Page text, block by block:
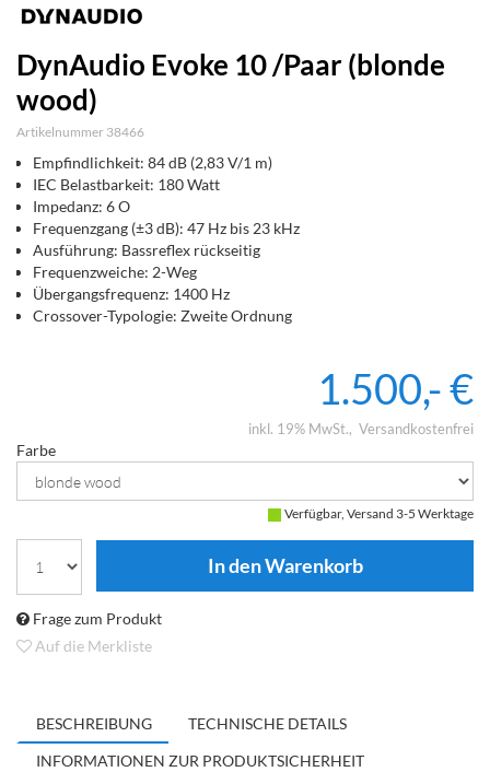
DynAudio Evoke 10 /Paar (blonde
wood)
Artikelnummer 38466
Empfindlichkeit: 84 dB (2,83 V/1 m)
IEC Belastbarkeit: 180 Watt
Impedanz: 6 O
Frequenzgang (±3 dB): 47 Hz bis 23 kHz
Ausführung: Bassreflex rückseitig
Frequenzweiche: 2-Weg
Übergangsfrequenz: 1400 Hz
Crossover-Typologie: Zweite Ordnung
1.500,- €
inkl. 19% MwSt. Versandkostenfrei
Farbe
Verfügbar, Versand 3-5 Werktage
Frage zum Produkt
Auf die Merkliste
BESCHREIBUNG
TECHNISCHE DETAILS
INFORMATIONEN ZUR PRODUKTSICHERHEIT